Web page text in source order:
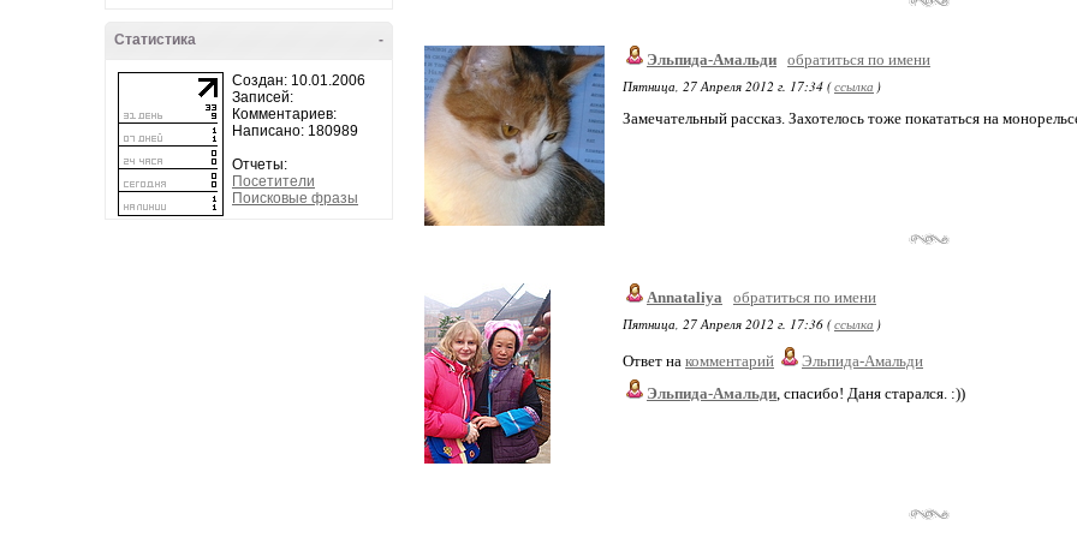
-
Статистика
Создан: 10.01.2006
Записей:
Комментариев:
Написано: 180989
Отчеты:
Посетители
Поисковые фразы
Эльпида-Амальди обратиться по имени
Пятница, 27 Апреля 2012 г. 17:34 (ссылка )
Замечательный рассказ. Захотелось тоже покататься на
Annataliya
обратиться по имени
Пятница, 27 Апреля 2012 г. 17:36 (ссылка )
Ответ на комментарий
Эльпида-Амальди
Эльпида-Амальди, спасибо! Даня старался. :))